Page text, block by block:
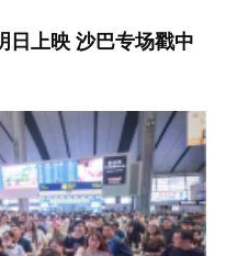
日上映 沙巴专场戳中